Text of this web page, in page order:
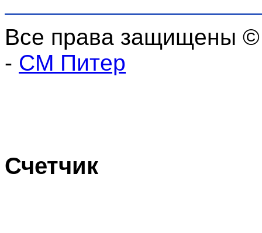
Все права защищены
- СМ Питер
Счетчик